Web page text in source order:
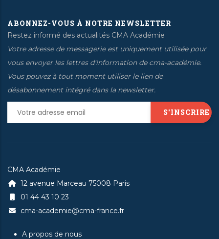
ABONNEZ-VOUS À NOTRE NEWSLETTER
Restez informé des actualités CMA Académie
Votre adresse de messagerie est uniquement utilisée pour
vous envoyer les lettres d'information de cma-académie.
Vous pouvez à tout moment utiliser le lien de
désabonnement intégré dans la newsletter.
CMA Académie
12 avenue Marceau 75008 Paris
01 44 43 10 23
cma-academie@cma-france.fr
A propos de nous